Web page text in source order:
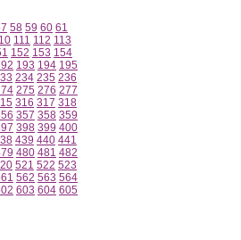
58 59 60 61
111 112 113
152 153 154
193 194 195
234 235 236
275 276 277
316 317 318
357 358 359
398 399 400
439 440 441
480 481 482
521 522 523
562 563 564
603 604 605